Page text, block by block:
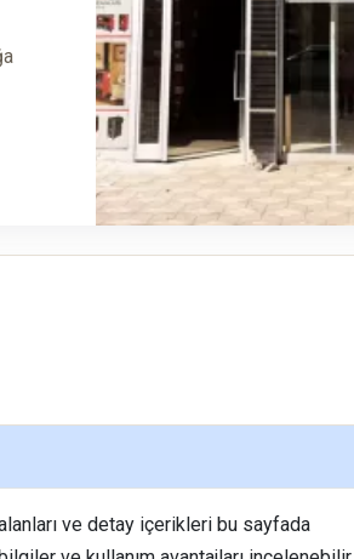
ve detay içerikleri bu sayfada